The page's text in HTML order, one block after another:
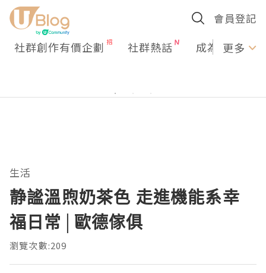
會員登記
社群創作有價企劃 社群熱話 成為U更多
生活
静謐溫煦奶茶色 走進機能系幸
福日常│歐德傢俱
瀏覽次數:209